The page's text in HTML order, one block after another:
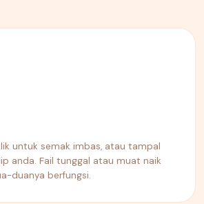
untuk semak imbas, atau tampal
anda. Fail tunggal atau muat naik
duanya berfungsi.